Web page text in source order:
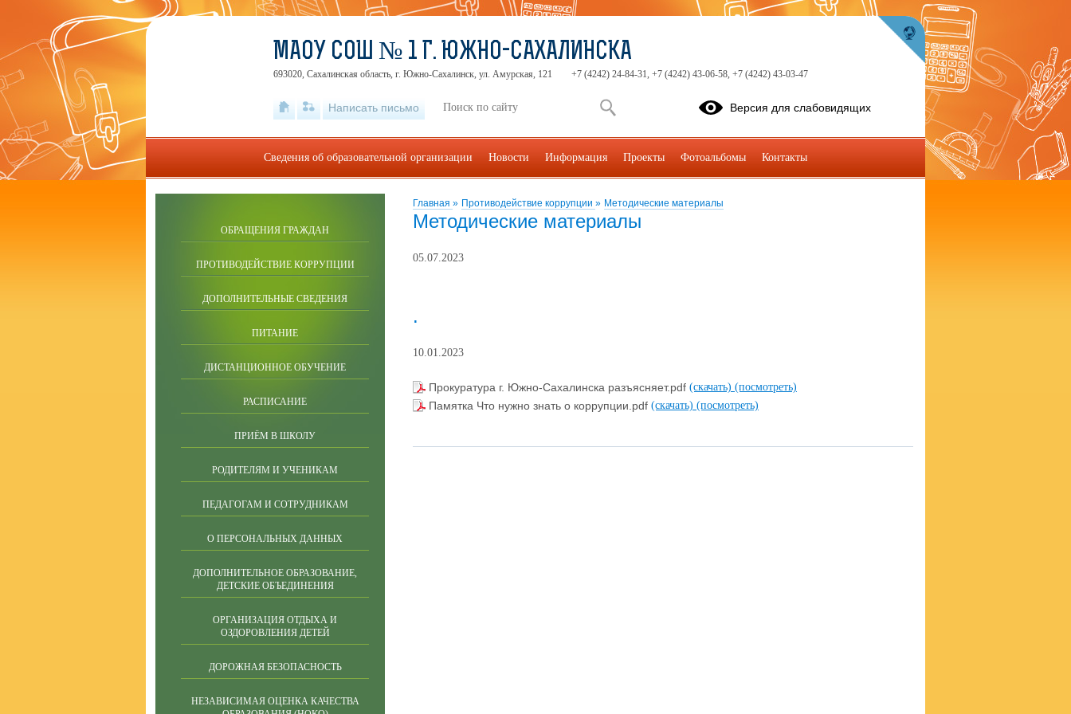
Главная » Противодействие коррупции » Методические материалы
Методические материалы
05.07.2023
.
10.01.2023
Прокуратура г. Южно-Сахалинска разъясняет.pdf (скачать) (посмотреть)
Памятка Что нужно знать о коррупции.pdf (скачать) (посмотреть)
ОБРАЩЕНИЯ ГРАЖДАН
ПРОТИВОДЕЙСТВИЕ КОРРУПЦИИ
ДОПОЛНИТЕЛЬНЫЕ СВЕДЕНИЯ
ПИТАНИЕ
ДИСТАНЦИОННОЕ ОБУЧЕНИЕ
РАСПИСАНИЕ
ПРИЁМ В ШКОЛУ
РОДИТЕЛЯМ И УЧЕНИКАМ
ПЕДАГОГАМ И СОТРУДНИКАМ
О ПЕРСОНАЛЬНЫХ ДАННЫХ
ДОПОЛНИТЕЛЬНОЕ ОБРАЗОВАНИЕ,
ДЕТСКИЕ ОБЪЕДИНЕНИЯ
ОРГАНИЗАЦИЯ ОТДЫХА И
ОЗДОРОВЛЕНИЯ ДЕТЕЙ
ДОРОЖНАЯ БЕЗОПАСНОСТЬ
НЕЗАВИСИМАЯ ОЦЕНКА КАЧЕСТВА
МАОУ СОШ № 1 Г. ЮЖНО-САХАЛИНСКА
693020, Сахалинская область, г. Южно-Сахалинск, ул. Амурская, 121 +7 (4242) 24-84-31, +7 (4242) 43-06-58, +7 (4242) 43-03-47
Написать письмо Версия для слабовидящих
Сведения об образовательной организации Новости Информация Проекты Фотоальбомы Контакты